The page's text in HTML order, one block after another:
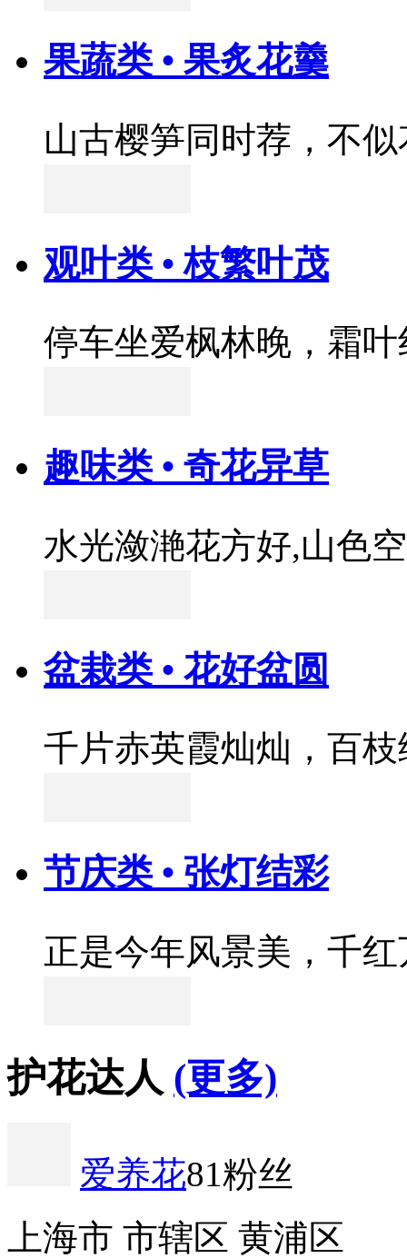
果蔬类 • 果炙花羹
山古樱笋同时荐，不
观叶类 • 枝繁叶茂
停车坐爱枫林晚，霜
趣味类 • 奇花异草
水光潋滟花方好,山色
盆栽类 • 花好盆圆
千片赤英霞灿灿，百
节庆类 • 张灯结彩
正是今年风景美，千
护花达人 (更多)
爱养花81粉丝
上海市 市辖区 黄浦区